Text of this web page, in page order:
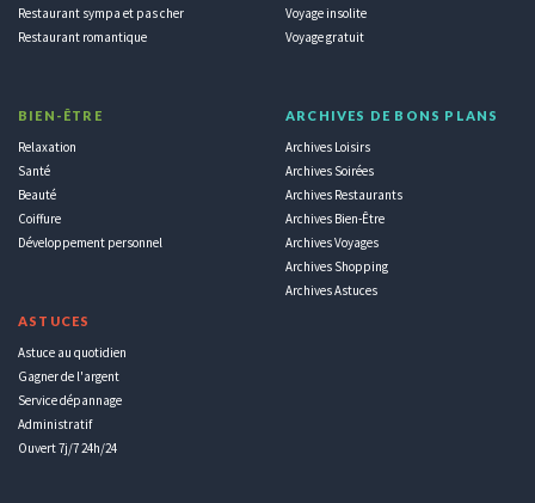
Restaurant sympa et pas cher
Restaurant romantique
BIEN-ÊTRE
Relaxation
Santé
Beauté
Coiffure
Développement personnel
ASTUCES
Astuce au quotidien
Gagner de l'argent
Service dépannage
Administratif
Ouvert 7j/7 24h/24
Voyage insolite
Voyage gratuit
ARCHIVES DE BONS PLANS
Archives Loisirs
Archives Soirées
Archives Restaurants
Archives Bien-Être
Archives Voyages
Archives Shopping
Archives Astuces